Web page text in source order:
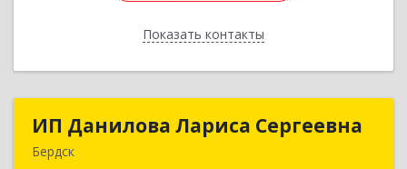
Показать контакты
Назад
ИП Данилова Лариса Сергеевна
Бердск
ИП Данилова Лариса Сергеевна